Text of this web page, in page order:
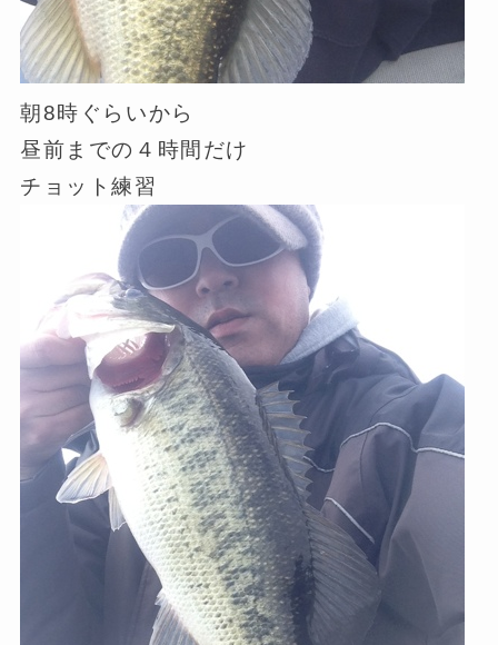
朝8時ぐらいから
昼前までの４時間だけ
チョット練習